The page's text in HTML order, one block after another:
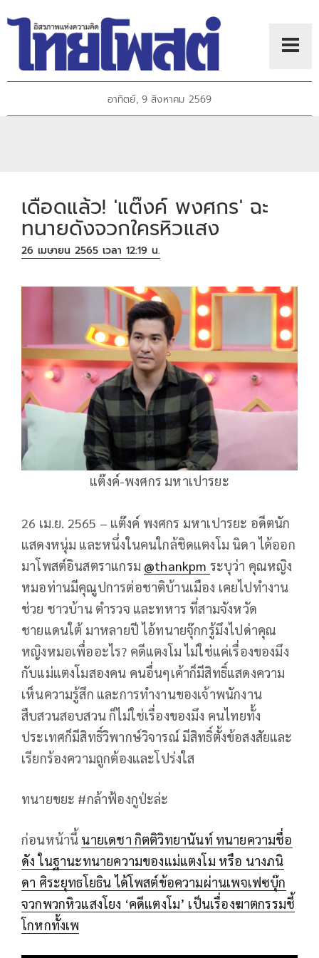
อาทิตย์, 9 สิงหาคม 2569
เดือดแล้ว! 'แต๊งค์ พงศกร' ฉะ
ทนายดังจวกใครหิวแสง
26 เมษายน 2565 เวลา 12:19 น.
แต๊งค์-พงศกร มหาเปารยะ
26 เม.ย. 2565 – แต๊งค์ พงศกร มหาเปารยะ อดีตนัก
แสดงหนุ่ม และหนึ่งในคนใกล้ชิดแตงโม นิดา ได้ออก
มาโพสต์อินสตราแกรม @thankpm ระบุว่า คุณหญิง
หมอท่านมีคุณูปการต่อชาติบ้านเมือง เคยไปทำงาน
ช่วย ชาวบ้าน ตำรวจ และทหาร ที่สามจังหวัด
ชายแดนใต้ มาหลายปี ไอ้ทนายจุ๊กกรู้มึงไปด่าคุณ
หญิงหมอเพื่ออะไร? คดีแตงโม ไม่ใช่แค่เรื่องของมึง
กับแม่แตงโมสองคน คนอื่นๆเค้าก็มีสิทธิ์แสดงความ
เห็นความรู้สึก และการทำงานของเจ้าพนักงาน
สืบสวนสอบสวน ก็ไม่ใช่เรื่องของมึง คนไทยทั้ง
ประเทศก็มีสิทธิ์วิพากษ์วิจารณ์ มีสิทธิ์ตั้งข้อสงสัยและ
เรียกร้องความถูกต้องและโปร่งใส
ทนายขยะ #กล้าฟ้องกูป่ะล่ะ
ก่อนหน้านี้ นายเดชา กิตติวิทยานันท์ ทนายความชื่อ
ดัง ในฐานะทนายความของแม่แตงโม หรือ นางภนิ
ดา ศิระยุทธโยธิน ได้โพสต์ข้อความผ่านเพจเฟซบุ๊ก
จวกพวกหิวแสงโยง ‘คดีแตงโม’ เป็นเรื่องฆาตกรรมชี้
โกหกทั้งเพ